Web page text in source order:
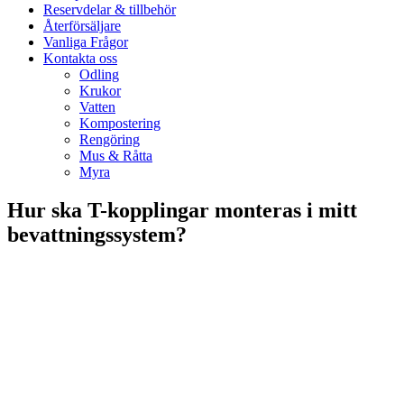
Reservdelar & tillbehör
Återförsäljare
Vanliga Frågor
Kontakta oss
Odling
Krukor
Vatten
Kompostering
Rengöring
Mus & Råtta
Myra
Hur ska T-kopplingar monteras i mitt
bevattningssystem?